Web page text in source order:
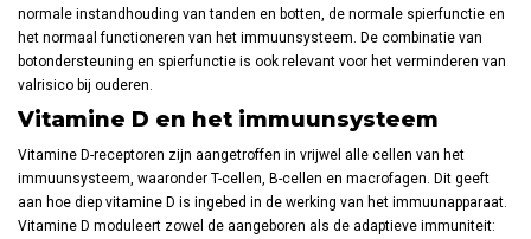
normale instandhouding van tanden en botten, de normale spierfunctie en
het normaal functioneren van het immuunsysteem. De combinatie van
botondersteuning en spierfunctie is ook relevant voor het verminderen van
valrisico bij ouderen.
Vitamine D en het immuunsysteem
Vitamine D-receptoren zijn aangetroffen in vrijwel alle cellen van het
immuunsysteem, waaronder T-cellen, B-cellen en macrofagen. Dit geeft
aan hoe diep vitamine D is ingebed in de werking van het immuunapparaat.
Vitamine D moduleert zowel de aangeboren als de adaptieve immuniteit: